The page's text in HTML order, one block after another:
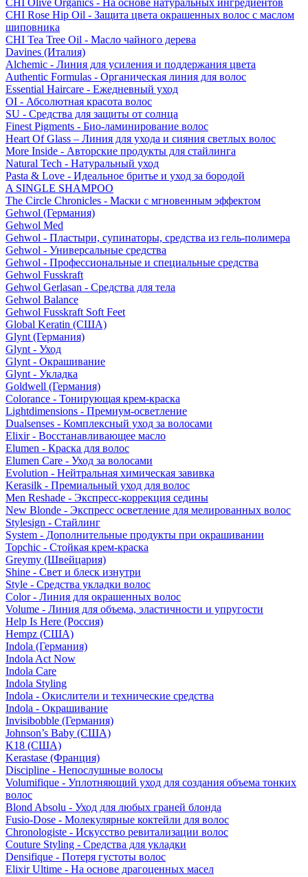
CHI Olive Organics - На основе натуральных ингредиентов
CHI Rose Hip Oil - Защита цвета окрашенных волос с маслом
шиповника
CHI Tea Tree Oil - Масло чайного дерева
Davines (Италия)
Alchemic - Линия для усиления и поддержания цвета
Authentic Formulas - Органическая линия для волос
Essential Haircare - Eжедневный уход
OI - Абсолютная красота волос
SU - Средства для защиты от солнца
Finest Pigments - Био-ламинирование волос
Heart Of Glass – Линия для ухода и сияния светлых волос
More Inside - Авторские продукты для стайлинга
Natural Tech - Натуральный уход
Pasta & Love - Идеальное бритье и уход за бородой
A SINGLE SHAMPOO
The Circle Chronicles - Маски с мгновенным эффектом
Gehwol (Германия)
Gehwol Med
Gehwol - Пластыри, супинаторы, средства из гель-полимера
Gehwol - Универсальные средства
Gehwol - Профессиональные и специальные средства
Gehwol Fusskraft
Gehwol Gerlasan - Средства для тела
Gehwol Balance
Gehwol Fusskraft Soft Feet
Global Keratin (США)
Glynt (Германия)
Glynt - Уход
Glynt - Окрашивание
Glynt - Укладка
Goldwell (Германия)
Colorance - Тонирующая крем-краска
Lightdimensions - Премиум-осветление
Dualsenses - Комплексный уход за волосами
Elixir - Восстанавливающее масло
Elumen - Краска для волос
Elumen Care - Уход за волосами
Evolution - Нейтральная химическая завивка
Kerasilk - Премиальный уход для волос
Men Reshade - Экспресс-коррекция седины
New Blonde - Экспресс осветление для мелированных волос
Stylesign - Стайлинг
System - Дополнительные продукты при окрашивании
Topchic - Стойкая крем-краска
Greymy (Швейцария)
Shine - Свет и блеск изнутри
Style - Средства укладки волос
Color - Линия для окрашенных волос
Volume - Линия для объема, эластичности и упругости
Help Is Here (Россия)
Hempz (США)
Indola (Германия)
Indola Act Now
Indola Care
Indola Styling
Indola - Окислители и технические средства
Indola - Окрашивание
Invisibobble (Германия)
Johnson’s Baby (США)
K18 (США)
Kerastase (Франция)
Discipline - Непослушные волосы
Volumifique - Уплотняющий уход для создания объема тонких
волос
Blond Absolu - Уход для любых граней блонда
Fusio-Dose - Молекулярные коктейли для волос
Chronologiste - Искусство ревитализации волос
Couture Styling - Средства для укладки
Densifique - Потеря густоты волос
Elixir Ultime - На основе драгоценных масел